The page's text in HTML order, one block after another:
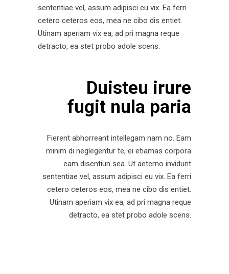
sententiae vel, assum adipisci eu vix. Ea ferri
cetero ceteros eos, mea ne cibo dis entiet.
Utinam aperiam vix ea, ad pri magna reque
detracto, ea stet probo adole scens.
Duisteu irure
fugit nula paria
Fierent abhorreant intellegam nam no. Eam
minim di neglegentur te, ei etiamas corpora
eam disentiun sea. Ut aeterno invidunt
sententiae vel, assum adipisci eu vix. Ea ferri
cetero ceteros eos, mea ne cibo dis entiet.
Utinam aperiam vix ea, ad pri magna reque
detracto, ea stet probo adole scens.